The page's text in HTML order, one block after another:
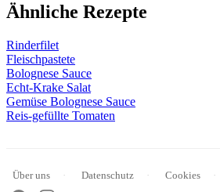
Ähnliche Rezepte
Rinderfilet
Fleischpastete
Bolognese Sauce
Echt-Krake Salat
Gemüse Bolognese Sauce
Reis-gefüllte Tomaten
Über uns Datenschutz Cookies